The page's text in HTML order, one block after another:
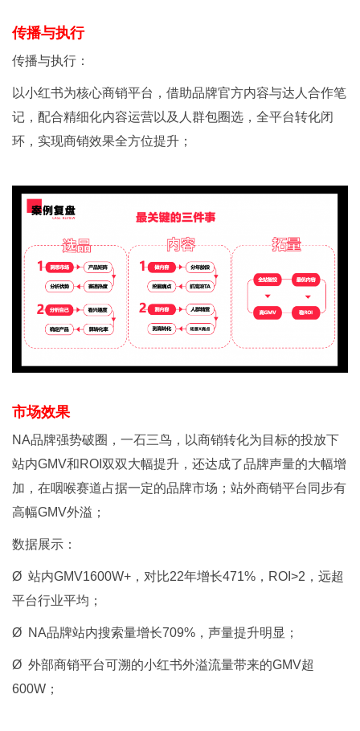
传播与执行
传播与执行：
以小红书为核心商销平台，借助品牌官方内容与达人合作笔
记，配合精细化内容运营以及人群包圈选，全平台转化闭
环，实现商销效果全方位提升；
市场效果
NA品牌强势破圈，一石三鸟，以商销转化为目标的投放下
站内GMV和ROI双双大幅提升，还达成了品牌声量的大幅增
加，在咽喉赛道占据一定的品牌市场；站外商销平台同步有
高幅GMV外溢；
数据展示：
Ø 站内GMV1600W+，对比22年增长471%，ROI>2，远超
平台行业平均；
Ø NA品牌站内搜索量增长709%，声量提升明显；
Ø 外部商销平台可溯的小红书外溢流量带来的GMV超
600W；